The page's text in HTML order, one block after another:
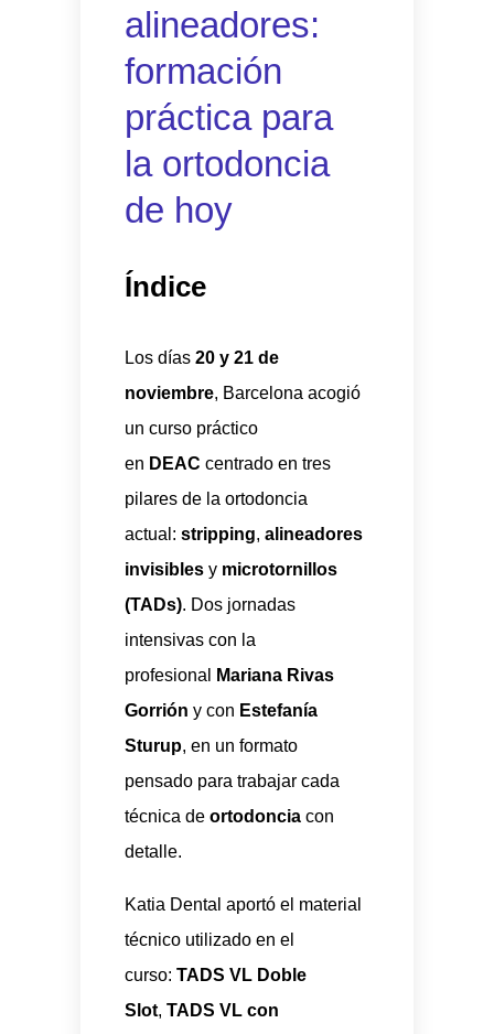
alineadores:
formación
práctica para
la ortodoncia
de hoy
Índice
Los días 20 y 21 de
noviembre, Barcelona acogió
un curso práctico
en DEAC centrado en tres
pilares de la ortodoncia
actual: stripping, alineadores
invisibles ymicrotornillos
(TADs). Dos jornadas
intensivas con la
profesional
Mariana Rivas
Gorrión y con Estefanía
Sturup, en un formato
pensado para trabajar cada
técnica de ortodonciacon
detalle.
Katia Dental aportó el material
técnico utilizado en el
curso: TADS VL Doble
Slot, TADS VL con